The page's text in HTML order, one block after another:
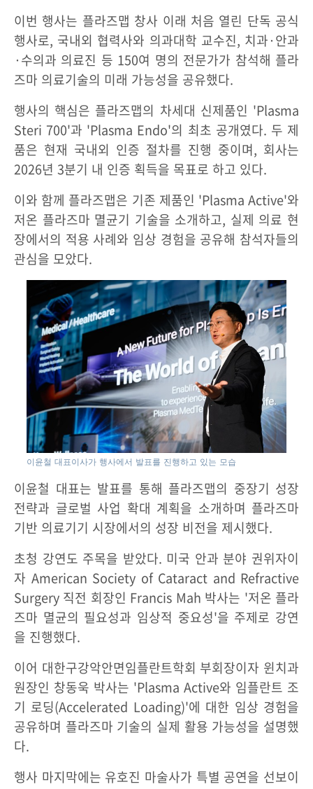
이번 행사는 플라즈맵 창사 이래 처음 열린 단독 공식
행사로, 국내외 협력사와 의과대학 교수진, 치과·안과
·수의과 의료진 등 150여 명의 전문가가 참석해 플라
즈마 의료기술의 미래 가능성을 공유했다.
행사의 핵심은 플라즈맵의 차세대 신제품인 'Plasma
Steri 700'과 'Plasma Endo'의 최초 공개였다. 두 제
품은 현재 국내외 인증 절차를 진행 중이며, 회사는
2026년 3분기 내 인증 획득을 목표로 하고 있다.
이와 함께 플라즈맵은 기존 제품인 'Plasma Active'와
저온 플라즈마 멸균기 기술을 소개하고, 실제 의료 현
장에서의 적용 사례와 임상 경험을 공유해 참석자들의
관심을 모았다.
이윤철 대표이사가 행사에서 발표를 진행하고 있는 모습
이윤철 대표는 발표를 통해 플라즈맵의 중장기 성장
전략과 글로벌 사업 확대 계획을 소개하며 플라즈마
기반 의료기기 시장에서의 성장 비전을 제시했다.
초청 강연도 주목을 받았다. 미국 안과 분야 권위자이
자 American Society of Cataract and Refractive
Surgery 직전 회장인 Francis Mah 박사는 '저온 플라
즈마 멸균의 필요성과 임상적 중요성'을 주제로 강연
을 진행했다.
이어 대한구강악안면임플란트학회 부회장이자 윈치과
원장인 창동욱 박사는 'Plasma Active와 임플란트 조
기 로딩(Accelerated Loading)'에 대한 임상 경험을
공유하며 플라즈마 기술의 실제 활용 가능성을 설명했
다.
행사 마지막에는 유호진 마술사가 특별 공연을 선보이